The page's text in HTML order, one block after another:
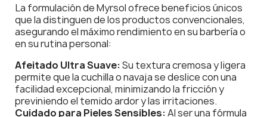
La formulación de Myrsol ofrece beneficios únicos
que la distinguen de los productos convencionales,
asegurando el máximo rendimiento en su barbería o
en su rutina personal:
Afeitado Ultra Suave:Su textura cremosa y ligera
permite que la cuchilla o navaja se deslice con una
facilidad excepcional, minimizando la fricción y
previniendo el temido ardor y las irritaciones.
Cuidado para Pieles Sensibles:Al ser una fórmula